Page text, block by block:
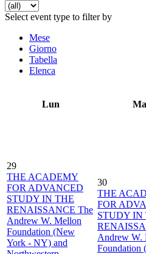
Select event type to filter by
Mese
Giorno
Tabella
Elenca
Lun
29
THE ACADEMY
FOR ADVANCED
STUDY IN THE
RENAISSANCE The
Andrew W. Mellon
Foundation (New
York - NY) and
30
THE
FOR
STUDY IN
Andrew W.
Foundation